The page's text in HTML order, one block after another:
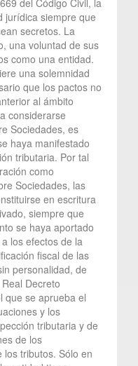
jurídica siempre que
secretos. La
una voluntad de sus
como una entidad.
una solemnidad
que los pactos no
al ámbito
considerarse
Sociedades, es
haya manifestado
tributaria. Por tal
como
Sociedades, las
en escritura
siempre que
se haya aportado
los efectos de la
fiscal de las
personalidad, de
Decreto
que se aprueba el
y los
tributaria y de
de los
tributos. Sólo en